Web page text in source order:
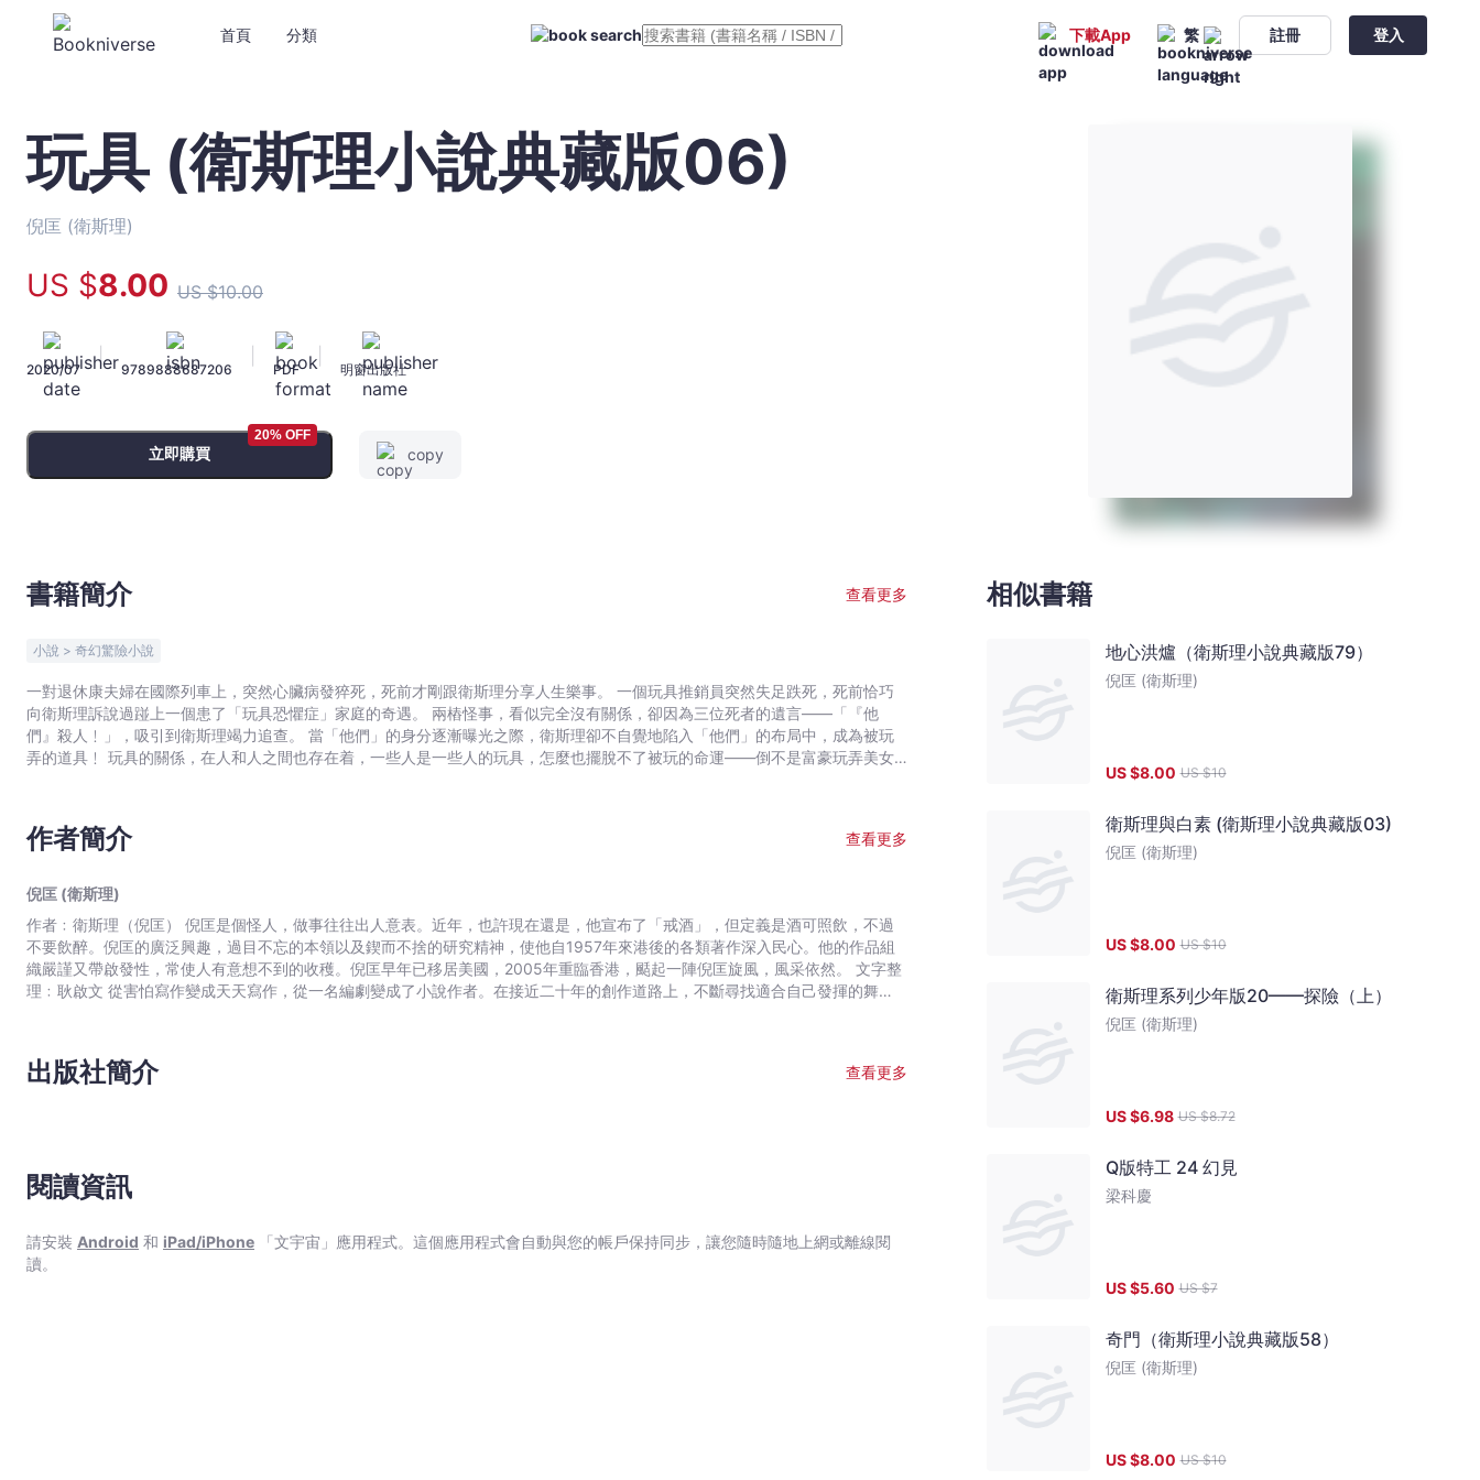
首頁 分類 下載App 繁 註冊 登入
玩
具
(衛
斯
小
說
藏
版
06)
-
匡
-
文
宇
｜
Bookniverse
玩具 (衛斯理小說典藏版06)
倪匡 (衛斯理)
US $8.00 US $10.00
2020/07
|
9789888687206 PDF 明窗出版社
立即購買
20% OFF
copy
書籍簡介 查看更多
小說 > 奇幻驚險小說
一對退休康夫婦在國際列車上，突然心臟病發猝死，死前才剛跟衛斯理分享人生樂事。 一個玩具推銷員突然失足跌死，死前恰巧
向衛斯理訴說過踫上一個患了「玩具恐懼症」家庭的奇遇。 兩樁怪事，看似完全沒有關係，卻因為三位死者的遺言——「『他
們』殺人﹗」，吸引到衛斯理竭力追查。 當「他們」的身分逐漸曝光之際，衛斯理卻不自覺地陷入「他們」的布局中，成為被玩
弄的道具﹗ 玩具的關係，在人和人之間也存在着，一些人是一些人的玩具，怎麼也擺脫不了被玩的命運——倒不是富豪玩弄美女
作者簡介 查看更多
倪匡 (衛斯理)
作者﹕衛斯理（倪匡） 倪匡是個怪人，做事往往出人意表。近年，也許現在還是，他宣布了「戒酒」，但定義是酒可照飲，不過
不要飲醉。倪匡的廣泛興趣，過目不忘的本領以及鍥而不捨的研究精神，使他自1957年來港後的各類著作深入民心。他的作品組
織嚴謹又帶啟發性，常使人有意想不到的收穫。倪匡早年已移居美國，2005年重臨香港，颳起一陣倪匡旋風，風采依然。 文字整
理﹕耿啟文 從害怕寫作變成天天寫作，從一名編劇變成了小說作者。在接近二十年的創作道路上，不斷尋找適合自己發揮的舞
畫﹕余遠鍠 從事多年漫畫工作。著名作品有﹕《數碼暴龍》（改編自日本著名動畫,行銷全球數十個國家）,《妖怪總動員》（入選
2005年第二屆書叢榜十本好書之一）,《動夢成真》（中學電影動畫藝術教材——香港生產力促進局製作）,《大偵探福爾摩斯》
出版社簡介 查看更多
閱讀資訊
請安裝 Android 和 iPad/iPhone 「文宇宙」應用程式。這個應用程式會自動與您的帳戶保持同步，讓您隨時隨地上網或離線閱
讀。
相似書籍
地心洪爐（衛斯理小說典藏版79）
倪匡 (衛斯理)
US $8.00 US $10
衛斯理與白素 (衛斯理小說典藏版03)
倪匡 (衛斯理)
US $8.00 US $10
衛斯理系列少年版20——探險（上）
倪匡 (衛斯理)
US $6.98 US $8.72
Q版特工 24 幻見
梁科慶
US $5.60 US $7
奇門（衛斯理小說典藏版58）
倪匡 (衛斯理)
US $8.00 US $10